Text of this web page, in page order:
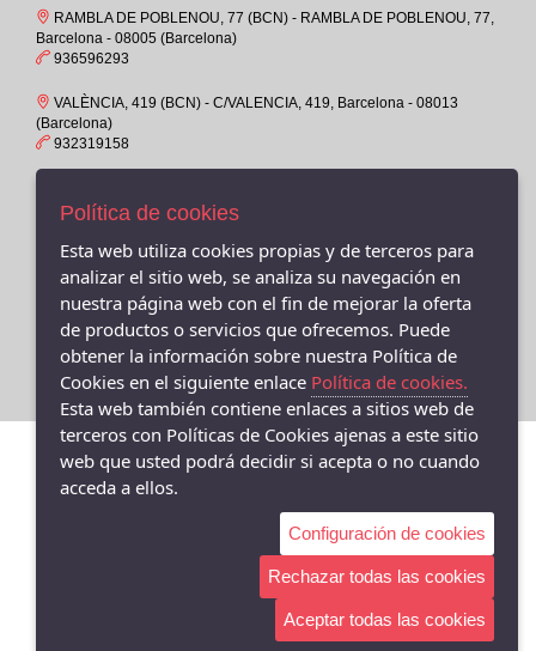
39-
39M
4-6
40
40M
41
41M
42
43-
44
45
45-
PUMA
BAERCHI, S.A.
POPA
GARVALIN
KEYS
WIKERS SHOE
VICTORIA
Brasileras
PLUMAFLEX
CALLAGHAN / CAL
VENUS
VEXED
LEE COOPER
TIZIANA
RAMBLA DE POBLENOU, 77 (BCN) - RAMBLA DE POBLENOU, 77,
Barcelona - 08005 (Barcelona)
936596293
VALÈNCIA, 419 (BCN) - C/VALENCIA, 419, Barcelona - 08013
(Barcelona)
932319158
- 08013 (Barcelona)
VALÈNCIA, 391 (BCN) - C/VALENCIA, 391, Barcelona - 08013
934577918
Política de cookies
Esta web utiliza cookies propias y de terceros para
analizar el sitio web, se analiza su navegación en
nuestra página web con el fin de mejorar la oferta
de productos o servicios que ofrecemos. Puede
obtener la información sobre nuestra Política de
Cookies en el siguiente enlace Política de cookies.
Esta web también contiene enlaces a sitios web de
terceros con Políticas de Cookies ajenas a este sitio
web que usted podrá decidir si acepta o no cuando
acceda a ellos.
Configuración de cookies
Rechazar todas las cookies
Aceptar todas las cookies